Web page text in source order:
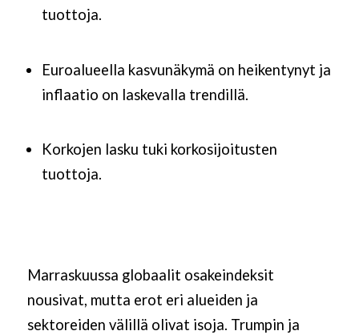
tuottoja.
Euroalueella kasvunäkymä on heikentynyt ja
inflaatio on laskevalla trendillä.
Korkojen lasku tuki korkosijoitusten
tuottoja.
Marraskuussa globaalit osakeindeksit
nousivat, mutta erot eri alueiden ja
sektoreiden välillä olivat isoja. Trumpin ja